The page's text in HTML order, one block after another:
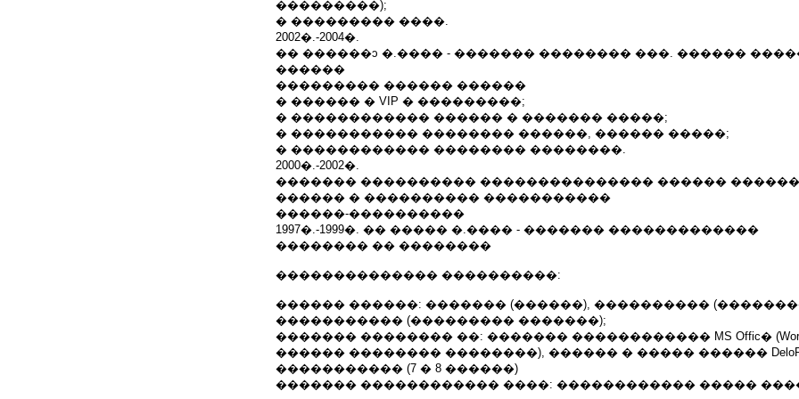
���������);
� ��������� ����.
2002�.-2004�.
�� ������ͻ �.���� - ������� �������� ���. ������
������
��������� ������ ������
� ������ � VIP � ���������;
� ������������ ������ � ������� �����;
� ����������� �������� ������, ������ �����;
� ������������ �������� ��������.
2000�.-2002�.
������� ���������� ��������������� ������
������ � ���������� �����������
������-����������
1997�.-1999�. �� ����� �.���� - ������� �������������
�������� �� ��������
�������������� ����������:
������ ������: ������� (������), ����������
����������� (��������� �������);
������� �������� ��: ������� ������������ MS Offic� (Word,
������ �������� ��������), ������ � ����� ������
����������� (7 � 8 ������)
������� ������������ ����: ������������ �����